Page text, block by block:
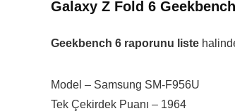
Galaxy Z Fold 6
Geekbench 6 raporunu liste
Model – Samsung SM-F956U
Tek Çekirdek Puanı – 1964